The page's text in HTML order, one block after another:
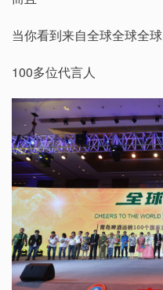
当你看到来自全球全球全球
100多位代言人